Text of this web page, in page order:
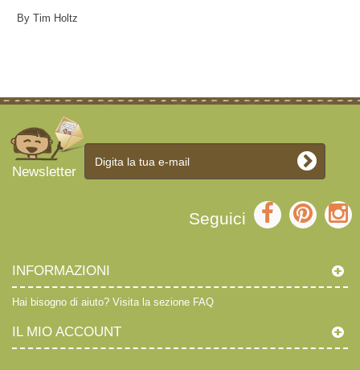
By Tim Holtz
Newsletter
Seguici
INFORMAZIONI
Hai bisogno di aiuto? Visita la sezione FAQ
IL MIO ACCOUNT